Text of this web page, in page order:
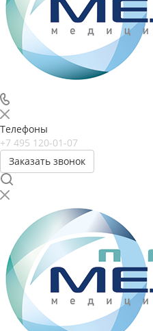
Телефоны
+7 495 120-01-07
Заказать звонок